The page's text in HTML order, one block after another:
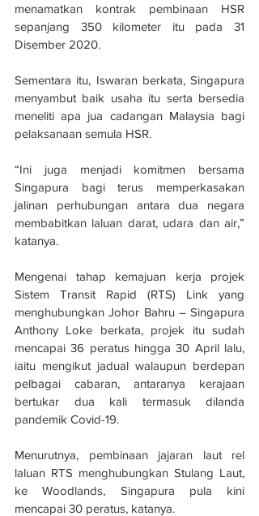
menamatkan kontrak pembinaan HSR
sepanjang 350 kilometer itu pada 31
Disember 2020.
Sementara itu, Iswaran berkata, Singapura
menyambut baik usaha itu serta bersedia
meneliti apa jua cadangan Malaysia bagi
pelaksanaan semula HSR.
“Ini juga menjadi komitmen bersama
Singapura bagi terus memperkasakan
jalinan perhubungan antara dua negara
membabitkan laluan darat, udara dan air,”
katanya.
Mengenai tahap kemajuan kerja projek
Sistem Transit Rapid (RTS) Link yang
menghubungkan Johor Bahru – Singapura
Anthony Loke berkata, projek itu sudah
mencapai 36 peratus hingga 30 April lalu,
iaitu mengikut jadual walaupun berdepan
pelbagai cabaran, antaranya kerajaan
bertukar dua kali termasuk dilanda
pandemik Covid-19.
Menurutnya, pembinaan jajaran laut rel
laluan RTS menghubungkan Stulang Laut,
ke Woodlands, Singapura pula kini
mencapai 30 peratus, katanya.